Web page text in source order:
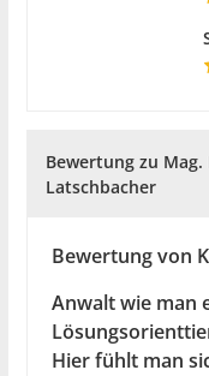
Bewertung zu
Latschbacher
Bewertung von
Anwalt wie man
Hier fühlt man